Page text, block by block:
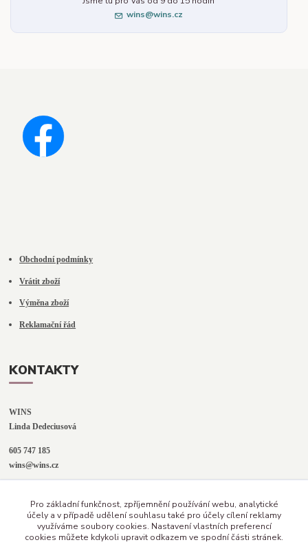
wins@wins.cz
Obchodní podmínky
Vrátit zboží
Výměna zboží
Reklamační řád
KONTAKTY
WINS
Linda Dedeciusová
605 747 185
wins@wins.cz
Šenov u N. Jičína
Pro základní funkčnost, zpříjemnění používání webu, analytické
účely a v případě udělení souhlasu také pro účely cílení reklamy
využíváme soubory cookies. Nastavení vlastních preferencí
cookies můžete kdykoli upravit odkazem ve spodní části stránek.